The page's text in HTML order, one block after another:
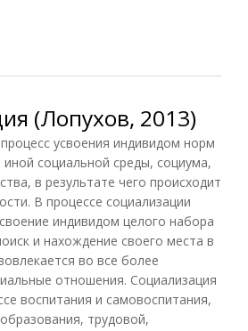
(Лопухов, 2013)
усвоения индивидом норм
социальной среды, социума,
в результате чего происходит
В процессе социализации
индивидом целого набора
и нахождение своего места в
во все более
отношения. Социализация
воспитания и самовоспитания,
трудовой,